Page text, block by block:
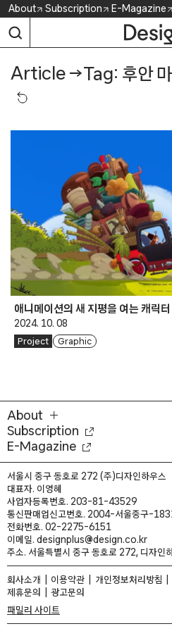
Skip
content
About Subscription E-Magazine
Article →Tag: 후안
애니메이션의 새 지평을 여는 캐릭
2024. 10. 08
Project Graphic
About
Subscription
E-Magazine
서울시 중구 동호로 272 (주)디자인하우스
대표자. 이영혜
사업자등록번호. 203-81-43529
통신판매업신고번호. 2004-서울중구-
전화번호. 02-2275-6151
이메일. designplus@design.co.kr
주소. 서울특별시 중구 동호로 272, 디자인
회사소개 이용약관 개인정보처리방침
제휴문의
광고문의
패밀리 사이트